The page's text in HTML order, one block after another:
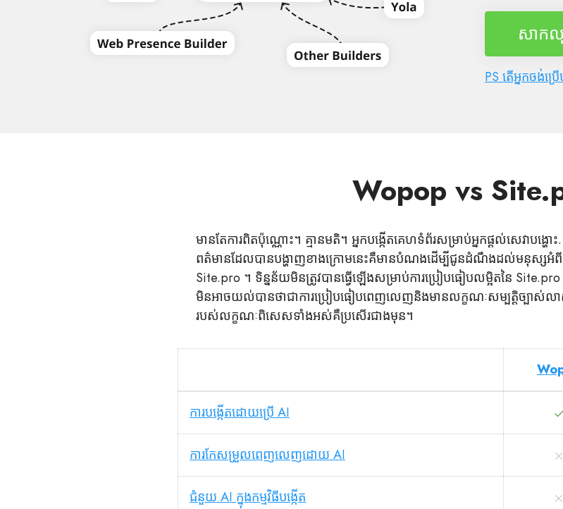
សាកល្
PS តើអ្នកចង់ប្រ
Wopop vs
មានតែការពិតប៉ុណ្ណោះ។ គ្មានមតិ។ អ្នកបង្កើតគេហទំព័រសម្រាប់អ្នកផ្តល់សេវាបង្ហោះ.
ពត៌មានដែលបានបង្ហាញខាងក្រោមនេះគឺមានបំណងដើម្បីជូនដំណឹងដល់មនុស្
Site.pro ។ ទិន្នន័យមិនត្រូវបានធ្វើឡើងសម្រាប់ការប្រៀបធៀបលម្អិតនៃ
មិនអាចយល់បានថាជាការប្រៀបធៀបពេញលេញនិងមានលក្ខណៈសម្បត្តិច្បា
របស់លក្ខណៈពិសេសទាំងអស់គឺប្រសើរជាងមុន។
ការបង្កើតដោយប្រើ AI
ការកែសម្រួលពេញលេញដោយ AI
ជំនួយ AI ក្នុងកម្មវិធីបង្កើត